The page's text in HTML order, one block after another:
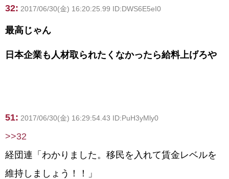
32: 2017/06/30(金) 16:20:25.99 ID:DWS6E5eI0
最高じゃん
日本企業も人材取られたくなかったら給料上げろや
51: 2017/06/30(金) 16:29:54.43 ID:PuH3yMly0
>>32
経団連「わかりました。移民を入れて賃金レベルを
維持しましょう！！」